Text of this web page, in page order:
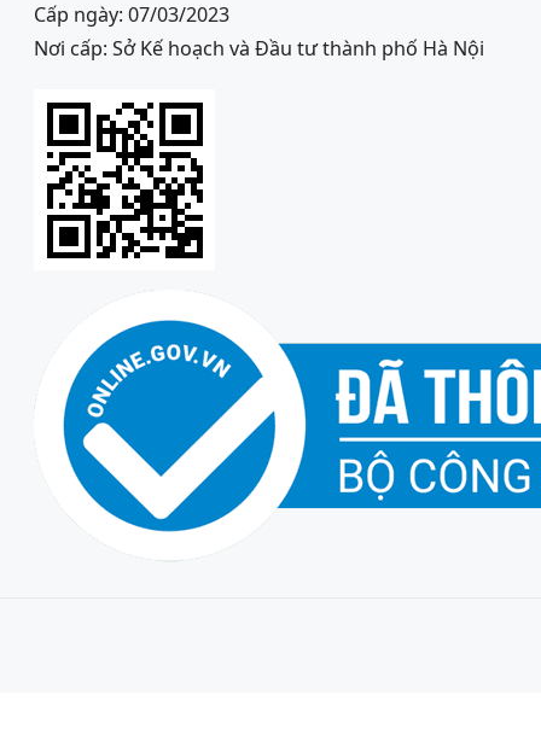
Cấp ngày: 07/03/2023
Nơi cấp: Sở Kế hoạch và Đầu tư thành phố Hà Nội